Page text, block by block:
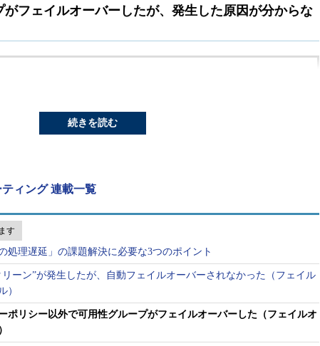
がフェイルオーバーしたが、発生した原因が分からな
の
ェイルオーバーが発生した。全てのインスタンスは正
ラブル26の事例を参考に、SQLDIAGの正常性チェック／
たが、エラーは発生しておらず、フェイルオーバーポリシ
た。
格納されている幾つかのドライブの1つに障害が発生
続きを読む
ィング 連載一覧
す
処理遅延」の課題解決に必要な3つのポイント
ーン”が発生したが、自動フェイルオーバーされなかった（フェイル
）
ポリシー以外で可用性グループがフェイルオーバーした（フェイルオ